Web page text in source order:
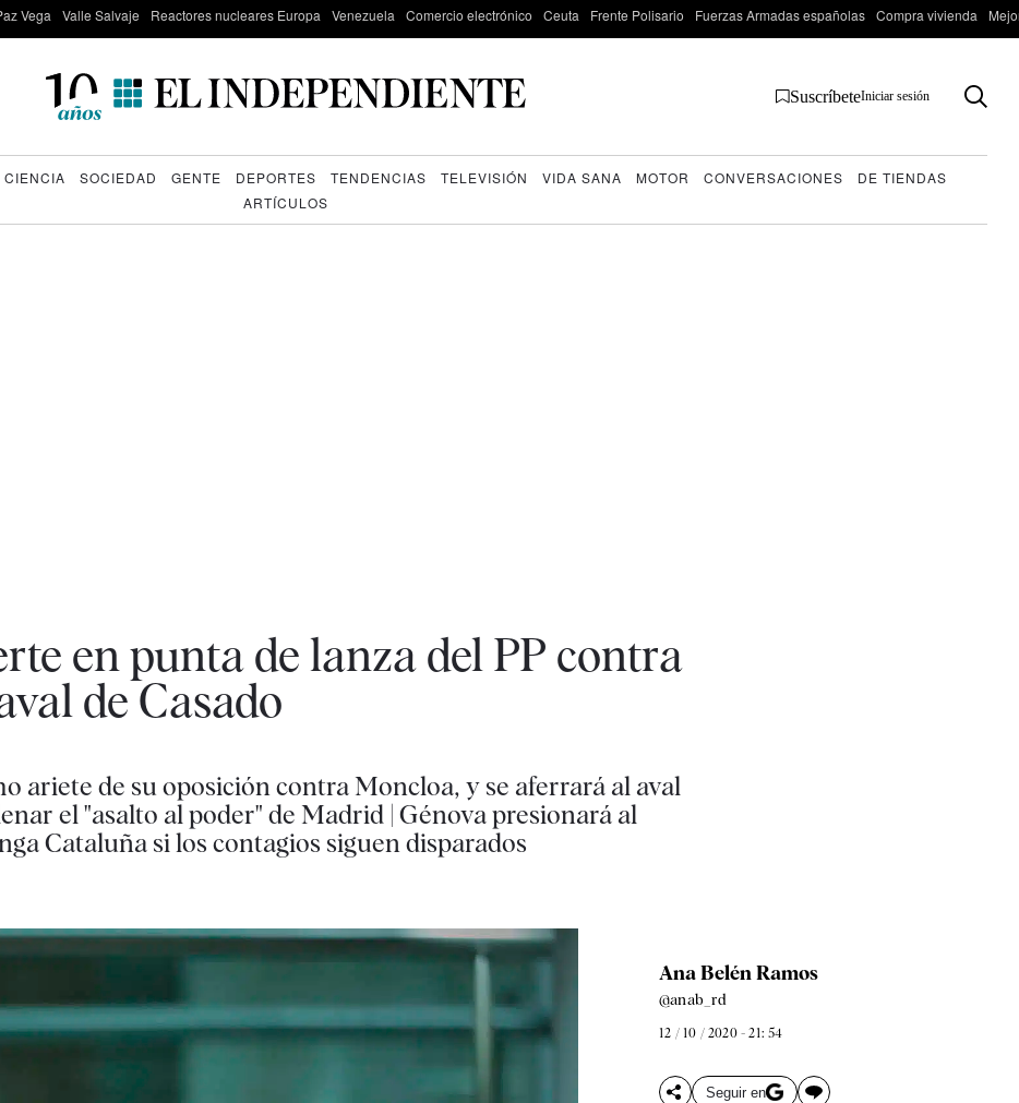
Vega Valle Salvaje Reactores nucleares Europa Venezuela Comercio electrónico Ceuta Frente Polisario Fuerzas Armadas españolas Compra vivienda
SuscríbeteIniciar sesión
CIENCIA SOCIEDAD GENTE DEPORTES TENDENCIAS TELEVISIÓN VIDA SANA MOTOR CONVERSACIONES
DE TIENDAS
ARTÍCULOS
en punta de lanza del PP contra
de Casado
ariete de su oposición contra Moncloa, y se aferrará al aval
el "asalto al poder" de Madrid | Génova presionará al
Cataluña si los contagios siguen disparados
Ana Belén Ramos
@anab_rd
12 / 10 / 2020 - 21: 54
Seguir en